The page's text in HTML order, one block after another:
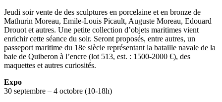
Jeudi soir vente de des sculptures en porcelaine et en bronze de
Mathurin Moreau, Emile-Louis Picault, Auguste Moreau, Edouard
Drouot et autres. Une petite collection d’objets maritimes vient
enrichir cette séance du soir. Seront proposés, entre autres, un
passeport maritime du 18e siècle représentant la bataille navale de la
baie de Quiberon à l’encre (lot 513, est. : 1500-2000 €), des
maquettes et autres curiosités.
Expo
30 septembre – 4 octobre (10-18h)